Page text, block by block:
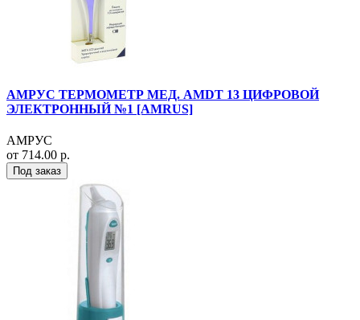
АМРУС ТЕРМОМЕТР МЕД. AMDT 13 ЦИФРОВОЙ
ЭЛЕКТРОННЫЙ №1 [AMRUS]
АМРУС
от 714.00 р.
Под заказ